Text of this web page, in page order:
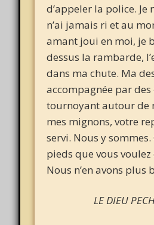
d’appeler la police. Je
n’ai jamais ri et au
amant joui en moi, je
dessus la rambarde,
dans ma chute. Ma
accompagnée par
tournoyant autour de
mes mignons, votre
servi. Nous y sommes.
pieds que vous voulez
Nous n’en avons plus
LE DIEU